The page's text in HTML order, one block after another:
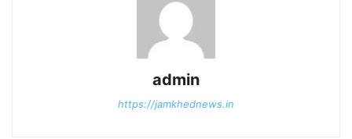
admin
https://jamkhednews.in